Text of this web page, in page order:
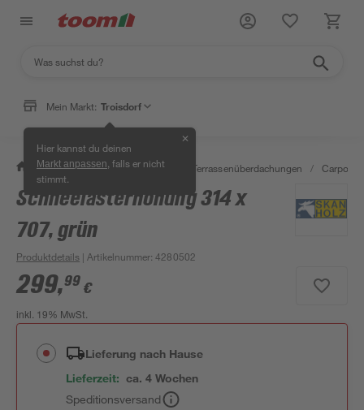
Mein Markt: Troisdorf
Hier kannst du deinen
Markt anpassen , falls er nicht
stimmt.
✕
/ Garten & Freizeit / Carports & Terrassenüberdachungen / Carports
Schneelasterhöhung 314 x
707, grün
Produktdetails | Artikelnummer:4280502
299,99 €
inkl. 19% MwSt.
Lieferung nach Hause
Lieferzeit: ca. 4 Wochen
Speditionsversand